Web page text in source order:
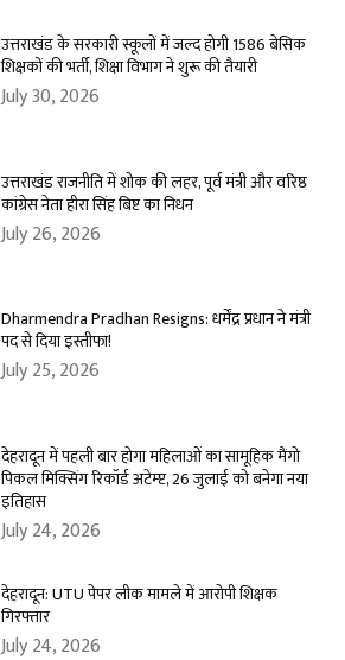
उत्तराखंड के सरकारी स्कूलों में जल्द होगी 1586 बेसिक
शिक्षकों की भर्ती, शिक्षा विभाग ने शुरू की तैयारी
July 30, 2026
उत्तराखंड राजनीति में शोक की लहर, पूर्व मंत्री और वरिष्ठ
कांग्रेस नेता हीरा सिंह बिष्ट का निधन
July 26, 2026
Dharmendra Pradhan Resigns: धर्मेंद्र प्रधान ने मंत्री
पद से दिया इस्तीफा!
July 25, 2026
देहरादून में पहली बार होगा महिलाओं का सामूहिक मैंगो
पिकल मिक्सिंग रिकॉर्ड अटेम्प्ट, 26 जुलाई को बनेगा नया
इतिहास
July 24, 2026
देहरादून: UTU पेपर लीक मामले में आरोपी शिक्षक
गिरफ्तार
July 24, 2026